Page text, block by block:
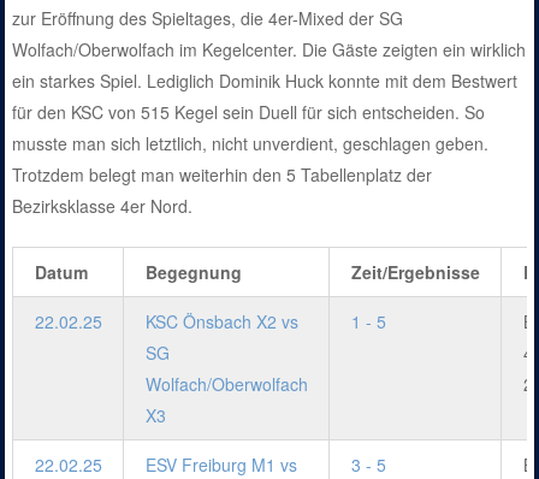
zur Eröffnung des Spieltages, die 4er-Mixed der SG
Wolfach/Oberwolfach im Kegelcenter. Die Gäste zeigten ein wirklich
ein starkes Spiel. Lediglich Dominik Huck konnte mit dem Bestwert
für den KSC von 515 Kegel sein Duell für sich entscheiden. So
musste man sich letztlich, nicht unverdient, geschlagen geben.
Trotzdem belegt man weiterhin den 5 Tabellenplatz der
Bezirksklasse 4er Nord.
Datum Begegnung Zeit/Ergebnisse
22.02.25
KSC Önsbach X2 vs
SG
Wolfach/Oberwolfach
X3
1 - 5
22.02.25
ESV Freiburg M1 vs
3 - 5